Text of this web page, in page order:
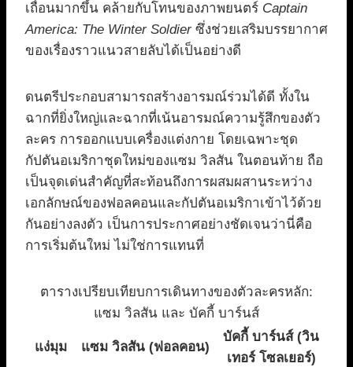
เถื่อนมากขึ้น คล้ายกับโทนของภาพยนตร์ Captain
America: The Winter Soldierซึ่งช่วยเสริมบรรยากาศ
ของเรื่องราวแนวสายลับได้เป็นอย่างดี
ดนตรีประกอบสามารถสร้างอารมณ์ร่วมได้ดี ทั้งใน
ฉากที่ยิ่งใหญ่และฉากที่เน้นอารมณ์ความรู้สึกของตัว
ละคร การออกแบบเครื่องแต่งกาย โดยเฉพาะชุด
กัปตันอเมริกาชุดใหม่ของแซม วิลสัน ในตอนท้าย ถือ
เป็นจุดเด่นสำคัญที่สะท้อนถึงการผสมผสานระหว่าง
เอกลักษณ์ของฟอลคอนและกัปตันอเมริกาเข้าไว้ด้วย
กันอย่างลงตัว เป็นการประกาศอย่างชัดเจนว่านี่คือ
การเริ่มต้นใหม่ ไม่ใช่การแทนที่
ตารางเปรียบเทียบการเดินทางของตัวละครหลัก:
แซม วิลสัน และ บัคกี้ บาร์นส์
แง่มุม แซม วิลสัน (ฟอลคอน)
บัคกี้ บาร์นส์ (วิน
เทอร์ โซลเยอร์)